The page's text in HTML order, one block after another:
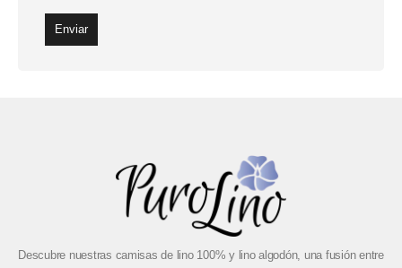
Descubre nuestras camisas de lino 100% y lino algodón, una fusión entre